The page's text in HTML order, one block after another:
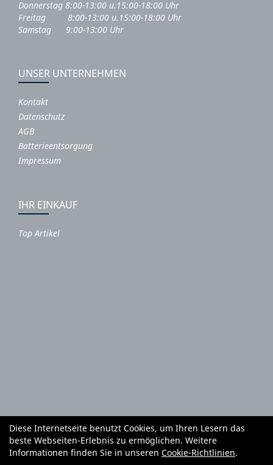
Donnerstag 8:00-13:00 u.15:00-18:00 Uhr
Freitag 8:00-13:00 u.15:00-18:00 Uhr
Samstag 9:00-13:00 Uhr
UNSER UNTERNEHMEN
Kontakt
Datenschutz
AGB
Batterieentsorgung
Impressum
IHR EINKAUF
Top Artikel
Autoteile und Zubehör E-Roller
Fahrräder
Fahrradzubehör
Fahrradteile Bekleidung
Mietgeräte
Reifenhandel und Montage
Garten und Forstgeräte Service
Diese Internetseite benutzt Cookies, um Ihren Lesern das
beste Webseiten-Erlebnis zu ermöglichen. Weitere
Informationen finden Sie in unseren Cookie-Richtlinien.